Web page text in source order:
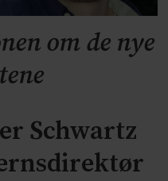
om de nye
Schwartz